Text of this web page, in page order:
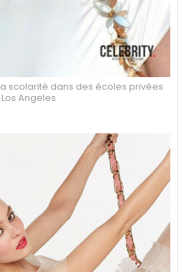
scolarité dans des écoles privées
Angeles